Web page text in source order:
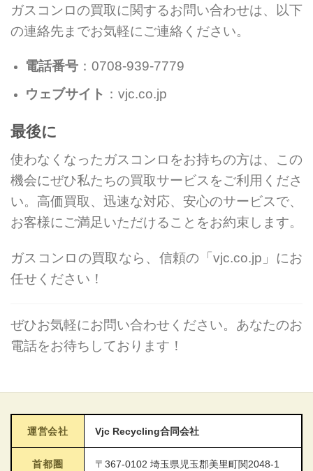
ガスコンロの買取に関するお問い合わせは、以下
の連絡先までお気軽にご連絡ください。
電話番号：0708-939-7779
ウェブサイト ：vjc.co.jp
最後に
使わなくなったガスコンロをお持ちの方は、この
機会にぜひ私たちの買取サービスをご利用くださ
い。高価買取、迅速な対応、安心のサービスで、
お客様にご満足いただけることをお約束します。
ガスコンロの買取なら、信頼の「vjc.co.jp」にお
任せください！
ぜひお気軽にお問い合わせください。あなたのお
電話をお待ちしております！
運営会社 Vjc Recycling合同会社
首都圏 〒367-0102 埼玉県児玉郡美里町関2048-1